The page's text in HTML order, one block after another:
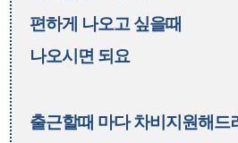
편하게 나오고 싶을때
나오시면 되요
출근할때 마다 차비지원해드